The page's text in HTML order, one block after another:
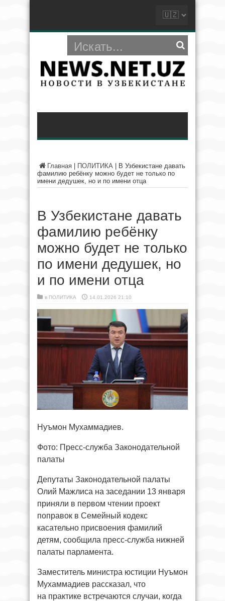
Главная ПОЛИТИКА
В Узбекистане давать
фамилию ребёнку можно будет не только по
имени дедушек, но и по имени отца
В Узбекистане давать
фамилию ребёнку
можно будет не только
по имени дедушек, но
и по имени отца
в ПОЛИТИКА 14.01.2026 21:10
Нуъмон Мухаммадиев.
Фото: Пресс-служба Законодательной
палаты
Депутаты Законодательной палаты
Олий Мажлиса на заседании 13 января
приняли в первом чтении проект
поправок в Семейный кодекс
касательно присвоения фамилий
детям, сообщила пресс-служба нижней
палаты парламента.
Заместитель министра юстиции Нуъмон
Мухаммадиев рассказал, что
на практике встречаются случаи, когда